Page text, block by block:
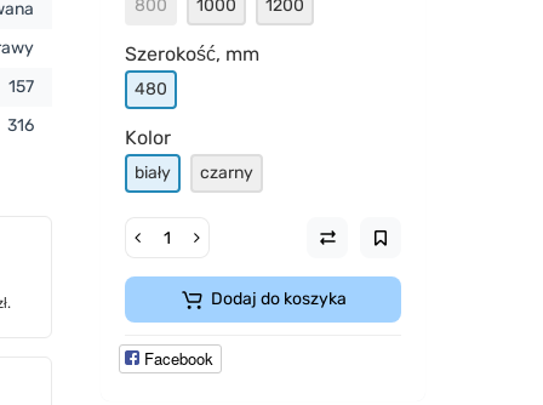
157
316
800 1000 1200
Szerokość, mm
480
Kolor
biały czarny
Dodaj do koszyka
Facebook